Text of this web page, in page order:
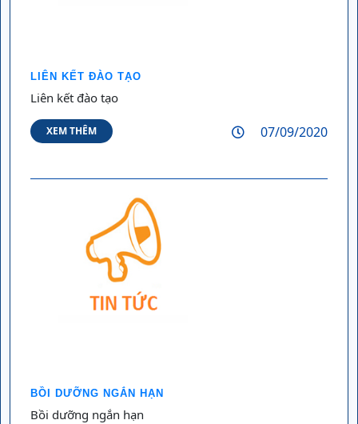
LIÊN KẾT ĐÀO TẠO
Liên kết đào tạo
07/09/2020
XEM THÊM
BỒI DƯỠNG NGẮN HẠN
Bồi dưỡng ngắn hạn